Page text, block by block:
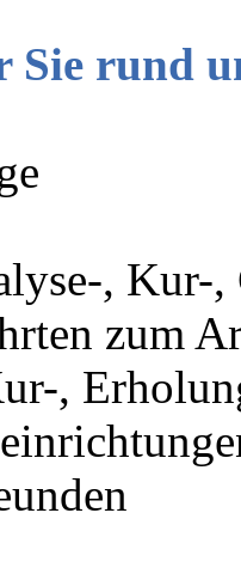
rund
, Kur-,
zum
,